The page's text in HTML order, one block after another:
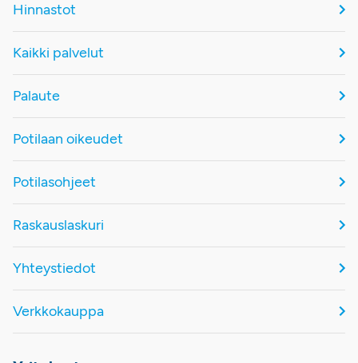
Hinnastot
Kaikki palvelut
Palaute
Potilaan oikeudet
Potilasohjeet
Raskauslaskuri
Yhteystiedot
Verkkokauppa